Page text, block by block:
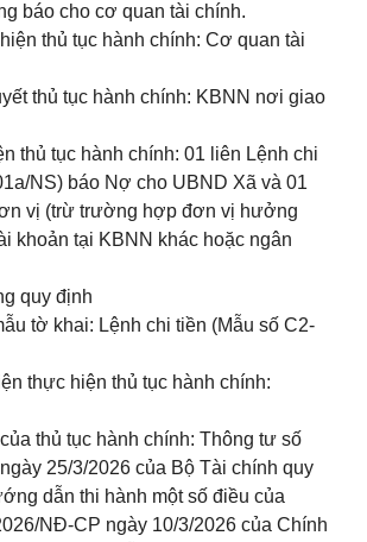
báo cho cơ quan tài chính.
thủ tục hành chính: Cơ quan tài
thủ tục hành chính: KBNN nơi giao
thủ tục hành chính: 01 liên Lệnh chi
NS) báo Nợ cho UBND Xã và 01
vị (trừ trường hợp đơn vị hưởng
khoản tại KBNN khác hoặc ngân
quy định
tờ khai: Lệnh chi tiền (Mẫu số C2-
thực hiện thủ tục hành chính:
thủ tục hành chính: Thông tư số
ngày 25/3/2026 của Bộ Tài chính quy
dẫn thi hành một số điều của
NĐ-CP ngày 10/3/2026 của Chính